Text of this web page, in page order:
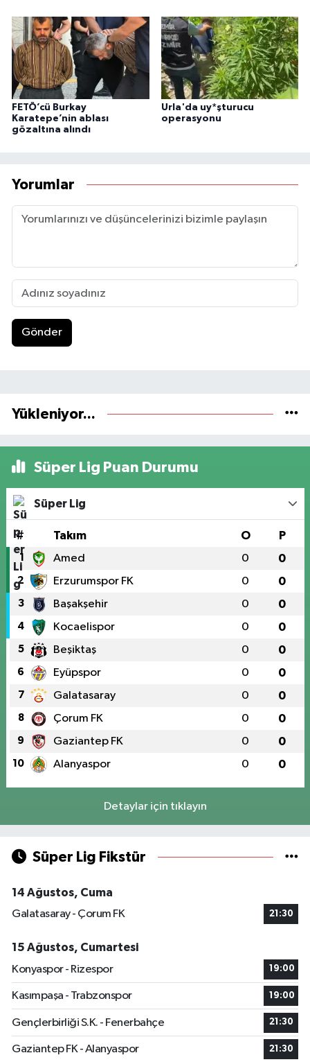
FETÖ’cü Burkay
Karatepe’nin ablası
gözaltına alındı
Urla'da uy*şturucu
operasyonu
Yorumlar
Gönder
Yükleniyor...
Süper Lig Puan Durumu
Süper Lig
# Takım O P
1 Amed 0 0
2 Erzurumspor FK 0 0
3 Başakşehir 0 0
4 Kocaelispor 0 0
5 Beşiktaş 0 0
6 Eyüpspor 0 0
7 Galatasaray 0 0
8 Çorum FK 0 0
9 Gaziantep FK 0 0
10 Alanyaspor 0 0
Detaylar için tıklayın
Süper Lig Fikstür
14 Ağustos, Cuma
Galatasaray - Çorum FK
21:30
15 Ağustos, Cumartesi
Konyaspor - Rizespor
19:00
Kasımpaşa - Trabzonspor 19:00
Gençlerbirliği S.K. - Fenerbahçe 21:30
Gaziantep FK - Alanyaspor 21:30